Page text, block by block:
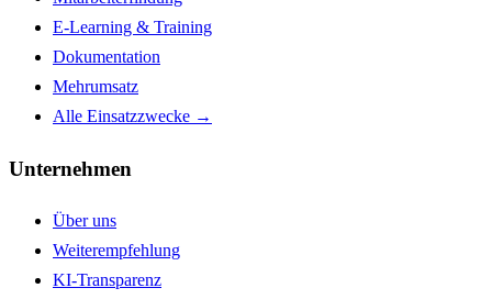
E-Learning & Training
Dokumentation
Mehrumsatz
Alle Einsatzzwecke →
Unternehmen
Über uns
Weiterempfehlung
KI-Transparenz